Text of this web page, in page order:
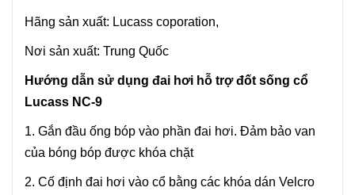
Hãng sản xuất: Lucass coporation,
Nơi sản xuất: Trung Quốc
Hướng dẫn sử dụng đai hơi hỗ trợ đốt sống cổ
Lucass NC-9
1. Gắn đầu ống bóp vào phần đai hơi. Đảm bảo van
của bóng bóp được khóa chặt
2. Cố định đai hơi vào cổ bằng các khóa dán Velcro